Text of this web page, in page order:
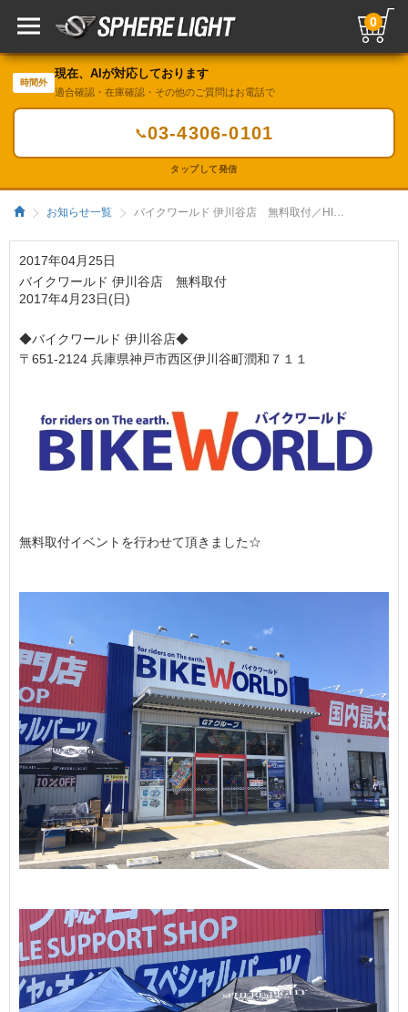
0
時間外
現在、AIが対応しております
適合確認・在庫確認・その他のご質問はお電話で
📞03-4306-0101
タップして発信
お知らせ一覧 バイクワールド 伊川谷店 無料取付／HIDキット｜LEDヘッドライト販売のスフィアライト
2017年04月25日
バイクワールド 伊川谷店 無料取付
2017年4月23日(日)
◆バイクワールド 伊川谷店◆
〒651-2124 兵庫県神戸市西区伊川谷町潤和７１１
無料取付イベントを行わせて頂きました☆